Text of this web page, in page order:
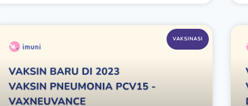
VAKSINASI